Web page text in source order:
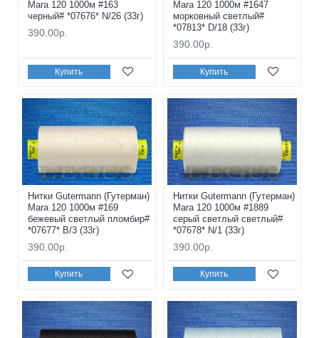
Mara 120 1000м #163
черный# *07676* N/26 (33г)
390.00р.
Купить
Mara 120 1000м #1647
морковный светлый#
*07813* D/18 (33г)
390.00р.
Купить
Нитки Gutermann (Гутерман)
Mara 120 1000м #169
бежевый светлый пломбир#
*07677* B/3 (33г)
390.00р.
Купить
Нитки Gutermann (Гутерман)
Mara 120 1000м #1889
серый светлый светлый#
*07678* N/1 (33г)
390.00р.
Купить